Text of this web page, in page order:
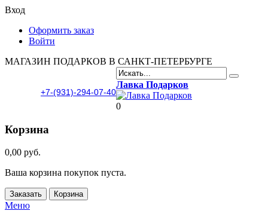
Вход
Оформить заказ
Войти
МАГАЗИН ПОДАРКОВ В САНКТ-ПЕТЕРБУРГЕ
+7-(931)-294-07-40
Лавка Подарков
0
Корзина
0,00 руб.
Ваша корзина покупок пуста.
Заказать Корзина
Меню